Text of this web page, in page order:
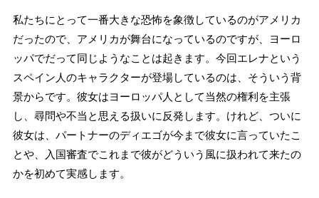
私たちにとって一番大きな恐怖を象徴しているのがアメリカ
だったので、アメリカが舞台になっているのですが、ヨーロ
ッパでだって同じようなことは起きます。今回エレナという
スペイン人のキャラクターが登場しているのは、そういう背
景からです。彼女はヨーロッパ人として当然の権利を主張
し、尋問や不当と思える扱いに反発します。けれど、ついに
彼女は、パートナーのディエゴが今まで彼女に言っていたこ
とや、入国審査でこれまで彼がどういう風に扱われて来たの
かを初めて実感します。